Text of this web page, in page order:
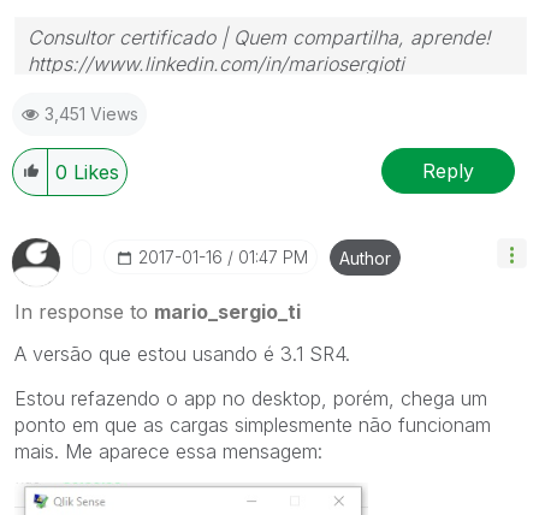
Consultor certificado | Quem compartilha, aprende!
https://www.linkedin.com/in/mariosergioti
3,451 Views
0 Likes Reply
‎2017-01-16 01:47 PM Author
In response to mario_sergio_ti
A versão que estou usando é 3.1 SR4.
Estou refazendo o app no desktop, porém, chega um
ponto em que as cargas simplesmente não funcionam
mais. Me aparece essa mensagem: